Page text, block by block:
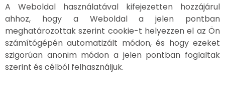
A Weboldal használatával kifejezetten hozzájárul
ahhoz, hogy a Weboldal a jelen pontban
meghatározottak szerint cookie-t helyezzen el az Ön
számítógépén automatizált módon, és hogy ezeket
szigorúan anonim módon a jelen pontban foglaltak
szerint és célból felhasználjuk.